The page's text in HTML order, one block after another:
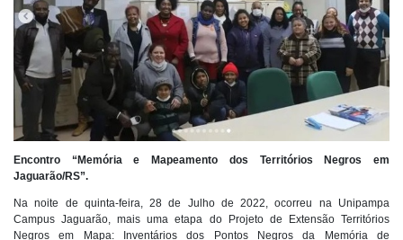
Encontro “Memória e Mapeamento dos Territórios Negros em
Jaguarão/RS”.
Na noite de quinta-feira, 28 de Julho de 2022, ocorreu na Unipampa
Campus Jaguarão, mais uma etapa do Projeto de Extensão Territórios
Negros em Mapa: Inventários dos Pontos Negros da Memória de